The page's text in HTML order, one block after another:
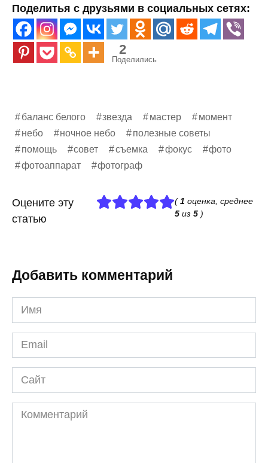
Поделитья с друзьями в социальных сетях:
2
Поделились
баланс белого звезда мастер
момент
небо
ночное небо
полезные советы
помощь
совет съемка фокус
фото
фотоаппарат
фотограф
Оцените эту
статью
(1 оценка, среднее
5 из5 )
Добавить комментарий
Имя
*
Email
*
Сайт
Комментарий